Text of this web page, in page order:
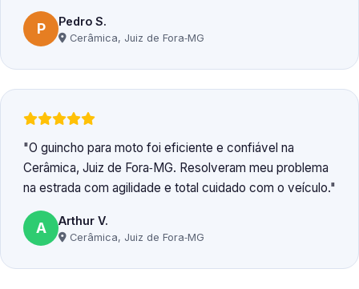
P Pedro S.
Cerâmica, Juiz de Fora‑MG
O guincho para moto foi eficiente e confiável na
Cerâmica, Juiz de Fora‑MG. Resolveram meu problema
na estrada com agilidade e total cuidado com o veículo.
A Arthur V.
Cerâmica, Juiz de Fora‑MG